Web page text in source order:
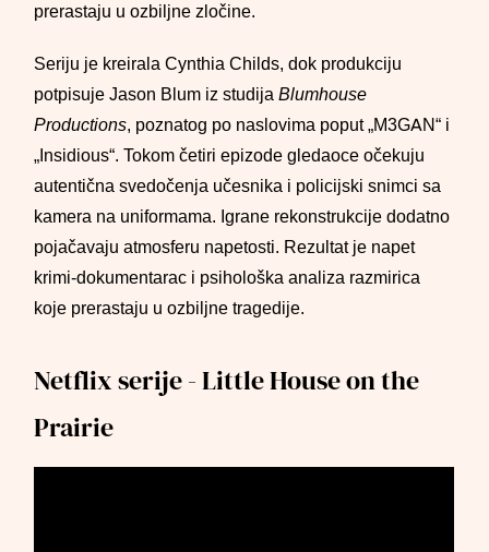
prerastaju u ozbiljne zločine.
Seriju je kreirala Cynthia Childs, dok produkciju
potpisuje Jason Blum iz studijaBlumhouse
Productions, poznatog po naslovima poput „M3GAN“ i
„Insidious“. Tokom četiri epizode gledaoce očekuju
autentična svedočenja učesnika i policijski snimci sa
kamera na uniformama. Igrane rekonstrukcije dodatno
pojačavaju atmosferu napetosti. Rezultat je napet
krimi-dokumentarac i psihološka analiza razmirica
koje prerastaju u ozbiljne tragedije.
Netflix serije - Little House on the
Prairie